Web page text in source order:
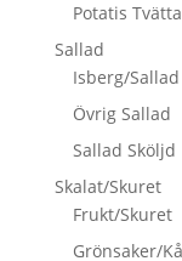
Potatis
Sallad
Isberg/Sallad
Övrig Sallad
Sallad Sköljd
Skalat/Skuret
Frukt/Skuret
Grönsaker/